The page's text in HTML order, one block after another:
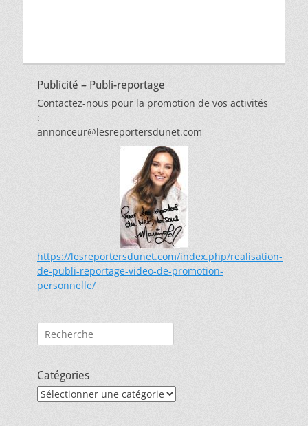
Publicité – Publi-reportage
Contactez-nous pour la promotion de vos activités
:
annonceur@lesreportersdunet.com
https://lesreportersdunet.com/index.php/realisation-
de-publi-reportage-video-de-promotion-
personnelle/
Rechercher :
Catégories
Catégories